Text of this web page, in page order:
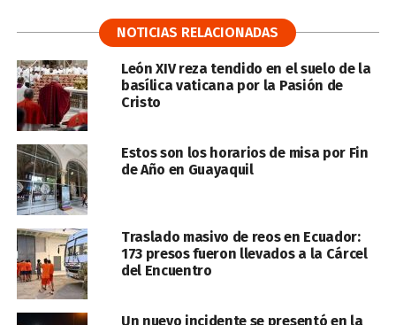
NOTICIAS RELACIONADAS
León XIV reza tendido en el suelo de la
basílica vaticana por la Pasión de
Cristo
Estos son los horarios de misa por Fin
de Año en Guayaquil
Traslado masivo de reos en Ecuador:
173 presos fueron llevados a la Cárcel
del Encuentro
Un nuevo incidente se presentó en la